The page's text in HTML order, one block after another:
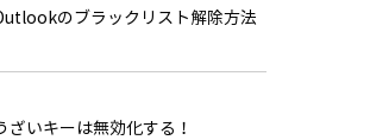
のブラックリスト解除方法
ざいキーは無効化する！